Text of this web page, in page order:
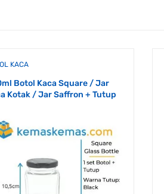
KACA
Botol Kaca Square / Jar
Kotak / Jar Saffron + Tutup